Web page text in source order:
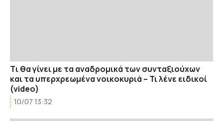
Tι θα γίνει με τα αναδρομικά των συνταξιούχων
και τα υπερχρεωμένα νοικοκυριά – Τι λένε ειδικοί
(video)
10/07 13:32